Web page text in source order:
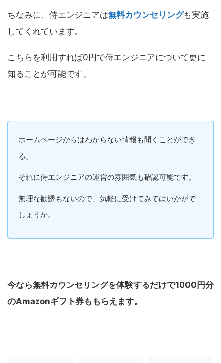
ちなみに、侍エンジニアは無料カウンセリングも実施
してくれています。
こちらを利用すれば0円で侍エンジニアについて更に
知ることが可能です。
ホームページからはわからない情報も聞くことができ
る。
それに侍エンジニアの運営の雰囲気も確認可能です。
無理な勧誘もないので、気軽に受けてみてはいかがで
しょうか。
今なら無料カウンセリングを体験するだけで1000円分
のAmazonギフト券ももらえます。